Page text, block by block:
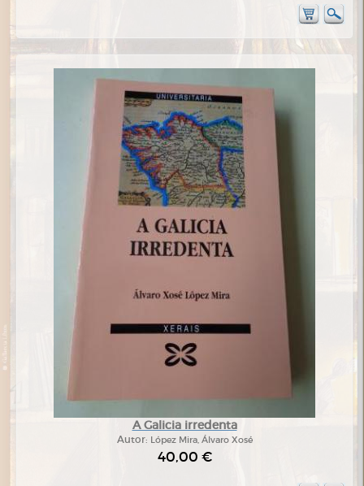
A Galicia irredenta
Autor: López Mira, Álvaro Xosé
40,00 €